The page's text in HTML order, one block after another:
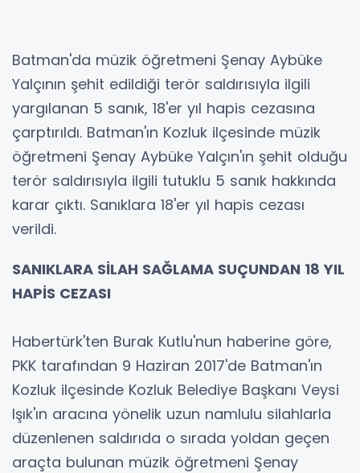
Batman'da müzik öğretmeni Şenay Aybüke
Yalçının şehit edildiği terör saldırısıyla ilgili
yargılanan 5 sanık, 18'er yıl hapis cezasına
çarptırıldı. Batman'ın Kozluk ilçesinde müzik
öğretmeni Şenay Aybüke Yalçın'ın şehit olduğu
terör saldırısıyla ilgili tutuklu 5 sanık hakkında
karar çıktı. Sanıklara 18'er yıl hapis cezası
verildi.
SANIKLARA SİLAH SAĞLAMA SUÇUNDAN 18 YIL
HAPİS CEZASI
Habertürk'ten Burak Kutlu'nun haberine göre,
PKK tarafından 9 Haziran 2017'de Batman'ın
Kozluk ilçesinde Kozluk Belediye Başkanı Veysi
Işık'ın aracına yönelik uzun namlulu silahlarla
düzenlenen saldırıda o sırada yoldan geçen
araçta bulunan müzik öğretmeni Şenay